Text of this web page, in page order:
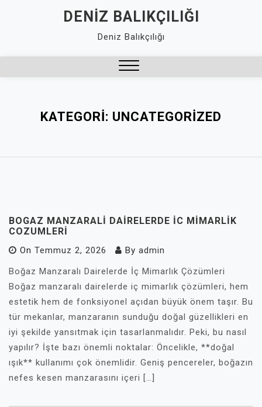
DENIZ BALIKÇILIĞI
Deniz Balıkçılığı
KATEGORI: UNCATEGORIZED
BOGAZ MANZARALI DAIRELERDE İC MIMARLIK
COZUMLERI
On Temmuz 2, 2026 By admin
Boğaz Manzaralı Dairelerde İç Mimarlık Çözümleri
Boğaz manzaralı dairelerde iç mimarlık çözümleri, hem
estetik hem de fonksiyonel açıdan büyük önem taşır. Bu
tür mekanlar, manzaranın sunduğu doğal güzellikleri en
iyi şekilde yansıtmak için tasarlanmalıdır. Peki, bu nasıl
yapılır? İşte bazı önemli noktalar: Öncelikle, **doğal
ışık** kullanımı çok önemlidir. Geniş pencereler, boğazın
nefes kesen manzarasını içeri […]